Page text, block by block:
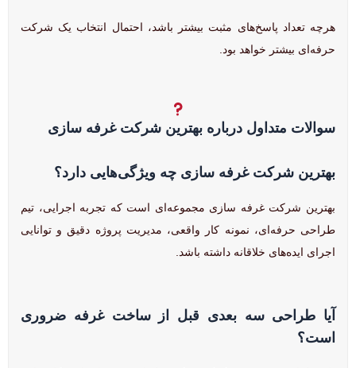
هرچه تعداد پاسخ‌های مثبت بیشتر باشد، احتمال انتخاب یک شرکت
حرفه‌ای بیشتر خواهد بود.
سوالات متداول درباره بهترین شرکت غرفه سازی
بهترین شرکت غرفه سازی چه ویژگی‌هایی دارد؟
بهترین شرکت غرفه سازی مجموعه‌ای است که تجربه اجرایی، تیم
طراحی حرفه‌ای، نمونه کار واقعی، مدیریت پروژه دقیق و توانایی
اجرای ایده‌های خلاقانه داشته باشد.
آیا طراحی سه بعدی قبل از ساخت غرفه ضروری
است؟